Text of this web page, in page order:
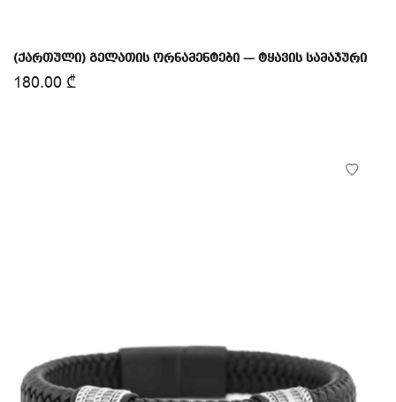
(ქართული) გელათის ორნამენტები — ტყავის სამაჯური
180.00 ₾